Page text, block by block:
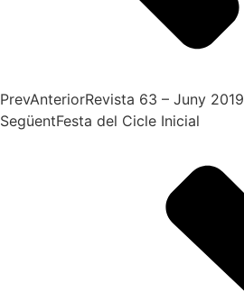
PrevAnteriorRevista 63 – Juny 2019
SegüentFesta del Cicle Inicial